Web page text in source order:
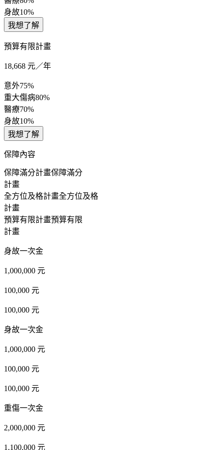
身故10%
我想了解
預算有限計畫
18,668 元／年
意外75%
重大傷病80%
醫療70%
身故10%
我想了解
保障內容
保障滿分計畫保障滿分
計畫
全方位及格計畫全方位及格
計畫
預算有限計畫預算有限
計畫
身故一次金
1,000,000 元
100,000 元
100,000 元
身故一次金
1,000,000 元
100,000 元
100,000 元
重傷一次金
2,000,000 元
1,100,000 元